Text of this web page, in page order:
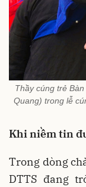
Thầy cúng trẻ
Quang) trong lễ
Khi niềm tin
Trong dòng
DTTS đang